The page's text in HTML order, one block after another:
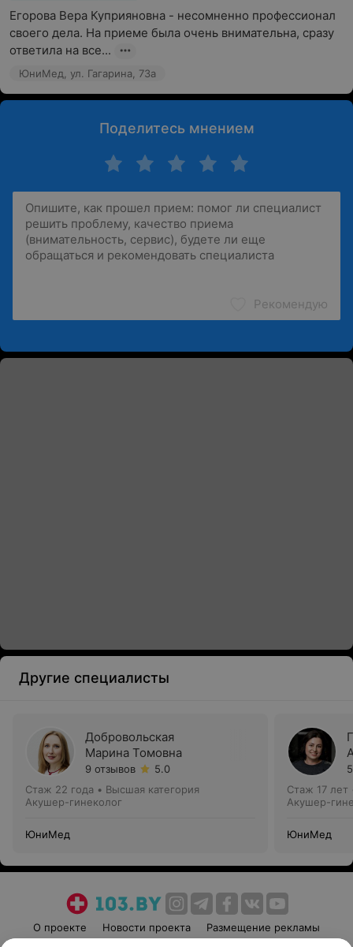
Егорова Вера Куприяновна - несомненно профессионал
своего дела. На приеме была очень внимательна, сразу
ответила на все...
ЮниМед, ул. Гагарина, 73а
Поделитесь мнением
Рекомендую
Другие специалисты
Добровольская
Марина Томовна
9 отзывов
5.0
Стаж 22 года • Высшая категория
Акушер-гинеколог
ЮниМед
Стаж 17 лет
Акушер-
ЮниМед
О проекте Новости проекта
Размещение рекламы